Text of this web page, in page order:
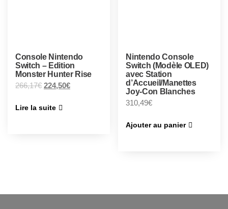
Console Nintendo
Switch – Edition
Monster Hunter Rise
266,17€ 224,50€
Lire la suite
Nintendo Console
Switch (Modèle OLED)
avec Station
d’Accueil/Manettes
Joy-Con Blanches
310,49€
Ajouter au panier